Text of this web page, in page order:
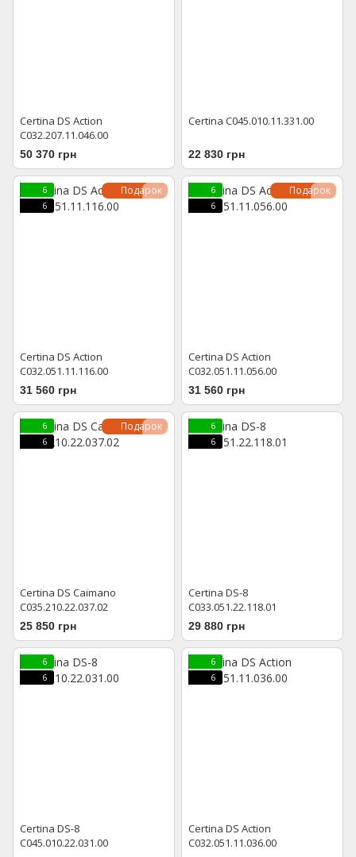
Certina DS Action
C032.207.11.046.00
50 370 грн
Certina C045.010.11.331.00
22 830 грн
Подарок
6
6
Certina DS Action
C032.051.11.116.00
31 560 грн
Подарок
6
6
Certina DS Action
C032.051.11.056.00
31 560 грн
Подарок
6
6
Certina DS Caimano
C035.210.22.037.02
25 850 грн
6
6
Certina DS-8
C033.051.22.118.01
29 880 грн
6
6
Certina DS-8
C045.010.22.031.00
6
6
Certina DS Action
C032.051.11.036.00